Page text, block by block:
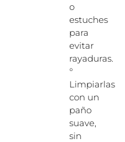
o
estuches
para
evitar
rayaduras.
°
Limpiarlas
con un
paño
suave,
sin